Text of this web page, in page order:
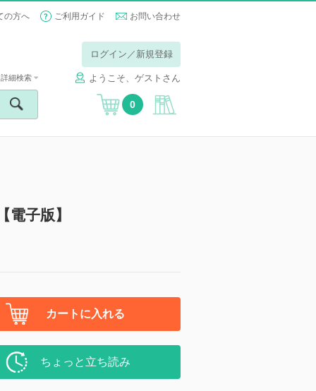
の方へ ご利用ガイド お問い合わせ
ログイン／新規登録
ようこそ、ゲストさん
詳細検索
0
子版】
カートに入れる
ちょっと立ち読み